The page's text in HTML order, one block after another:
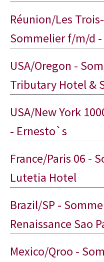
Réunion/Les
Sommelier f/m/d
USA/Oregon -
Tributary Hotel &
USA/New York
- Ernesto`s
France/Paris 06 -
Lutetia Hotel
Brazil/SP -
Renaissance Sao
Mexico/Qroo -